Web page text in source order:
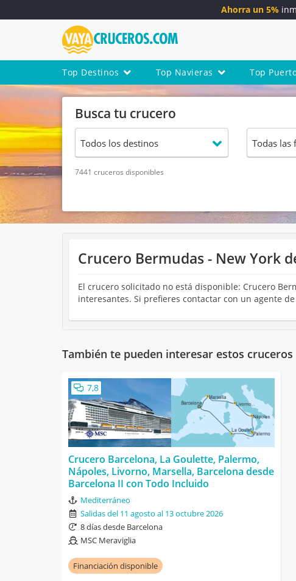
Ahorra un 5%
Top Destinos Top Navieras Top
Busca tu crucero
7441 cruceros disponibles
Crucero Bermudas - New York
El crucero solicitado no está disponible: Crucero
interesantes. Si prefieres contactar con un agente
También te pueden interesar estos cruceros
7,8
Crucero Barcelona, La Goulette, Palermo,
Nápoles, Livorno, Marsella, Barcelona desde
Barcelona II con Todo Incluido
Mediterráneo
Salidas del 11 agosto al 13 octubre 2026
8 días desde Barcelona
MSC Meraviglia
Financiación disponible